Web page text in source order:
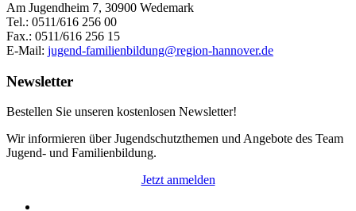
Am Jugendheim 7, 30900 Wedemark
Tel.: 0511/616 256 00
Fax.: 0511/616 256 15
E-Mail: jugend-familienbildung@region-hannover.de
Newsletter
Bestellen Sie unseren kostenlosen Newsletter!
Wir informieren über Jugendschutzthemen und Angebote des Team
Jugend- und Familienbildung.
Jetzt anmelden